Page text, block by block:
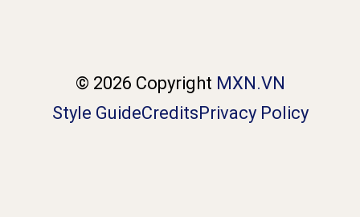
© 2026 Copyright MXN.VN
Style GuideCreditsPrivacy Policy